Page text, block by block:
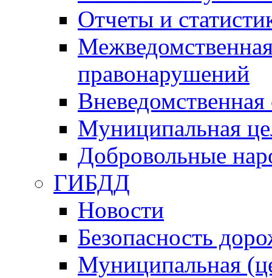
Отчеты и
правонарушений
Вневедомственная
Муниципальная
Добровольные
ГИБДД
Новости
Безопасность
Муниципальная